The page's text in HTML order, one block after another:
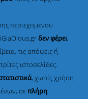
περιεχομένου
δεν φέρει
τις απόψεις ή
ιστοσελίδες.
, χωρίς χρήση
σεπλήρη